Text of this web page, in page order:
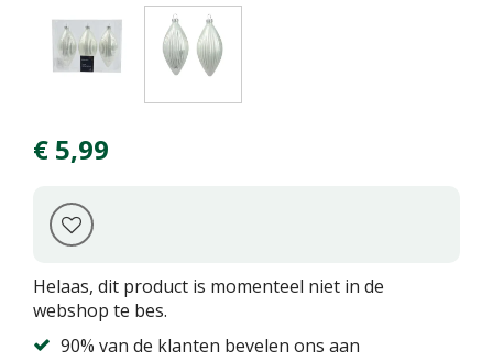
€ 5,99
Helaas, dit product is momenteel niet in de
webshop te bes.
90% van de klanten bevelen ons aan